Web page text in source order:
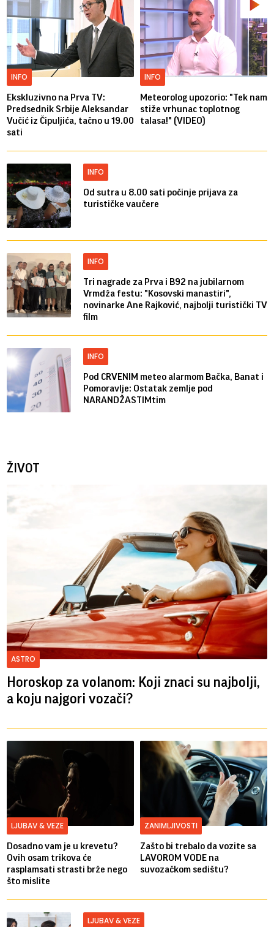
INFO
Ekskluzivno na Prva TV:
Predsednik Srbije Aleksandar
Vučić iz Čipuljića, tačno u 19.00
sati
INFO
Meteorolog upozorio: "Tek nam
stiže vrhunac toplotnog
talasa!" (VIDEO)
INFO
Od sutra u 8.00 sati počinje prijava za
turističke vaučere
INFO
Tri nagrade za Prva i B92 na jubilarnom
Vrmdža festu: "Kosovski manastiri",
novinarke Ane Rajković, najbolji turistički TV
film
INFO
Pod CRVENIM meteo alarmom Bačka, Banat i
Pomoravlje: Ostatak zemlje pod
NARANDŽASTIMtim
ŽIVOT
ASTRO
Horoskop za volanom: Koji znaci su najbolji,
a koju najgori vozači?
LJUBAV & VEZE
Dosadno vam je u krevetu?
Ovih osam trikova će
rasplamsati strasti brže nego
što mislite
ZANIMLJIVOSTI
Zašto bi trebalo da vozite sa
LAVOROM VODE na
suvozačkom sedištu?
LJUBAV & VEZE